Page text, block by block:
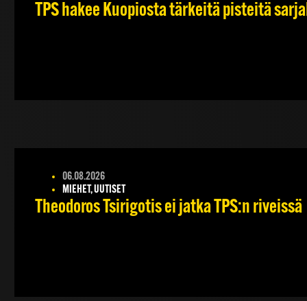
TPS hakee Kuopiosta tärkeitä pisteitä
06.08.2026
MIEHET, UUTISET
Theodoros Tsirigotis ei jatka TPS:n riveissä